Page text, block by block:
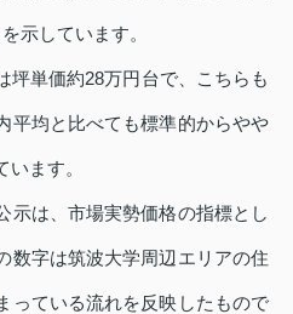
示しています。
坪単価約28万円台で、こちらも
平均と比べても標準的からやや
ます。
示は、市場実勢価格の指標とし
数字は筑波大学周辺エリアの住
っている流れを反映したもので